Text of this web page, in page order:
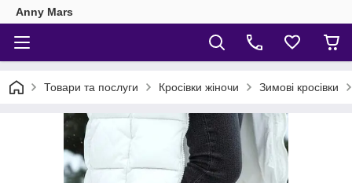
Anny Mars
Товари та послуги Кросівки жіночи Зимові кросівки